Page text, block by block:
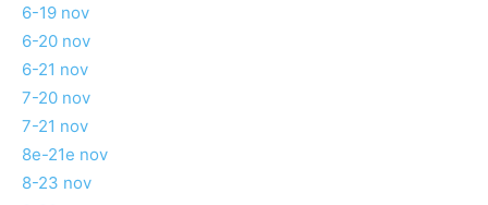
6-19 nov
6-20 nov
6-21 nov
7-20 nov
7-21 nov
8e-21e nov
8-23 nov